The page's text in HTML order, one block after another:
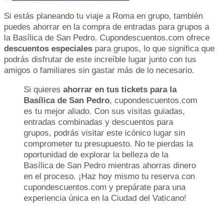
Si estás planeando tu viaje a Roma en grupo, también
puedes ahorrar en la compra de entradas para grupos a
la Basílica de San Pedro. Cupondescuentos.com ofrece
descuentos especiales para grupos, lo que significa que
podrás disfrutar de este increíble lugar junto con tus
amigos o familiares sin gastar más de lo necesario.
Si quieres ahorrar en tus tickets para la
Basílica de San Pedro, cupondescuentos.com
es tu mejor aliado. Con sus visitas guiadas,
entradas combinadas y descuentos para
grupos, podrás visitar este icónico lugar sin
comprometer tu presupuesto. No te pierdas la
oportunidad de explorar la belleza de la
Basílica de San Pedro mientras ahorras dinero
en el proceso. ¡Haz hoy mismo tu reserva con
cupondescuentos.com y prepárate para una
experiencia única en la Ciudad del Vaticano!